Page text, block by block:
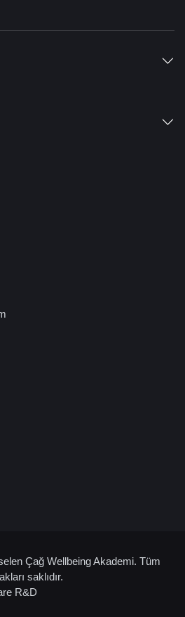
Çağ Wellbeing Akademi. Tüm
saklıdır.
R&D